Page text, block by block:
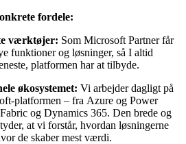
fordele:
værktøjer: Som Microsoft Partner får
funktioner og løsninger, så I altid
platformen har at tilbyde.
økosystemet: Vi arbejder dagligt på
platformen – fra Azure og Power
og Dynamics 365. Den brede og
at vi forstår, hvordan løsningerne
de skaber mest værdi.